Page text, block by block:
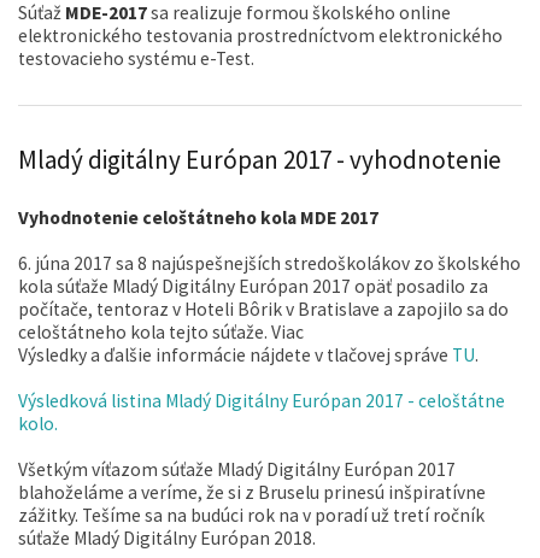
Súťaž MDE-2017sa realizuje formou školského online
elektronického testovania prostredníctvom elektronického
testovacieho systému e-Test.
Mladý digitálny Európan 2017 - vyhodnotenie
Vyhodnotenie celoštátneho kola MDE 2017
6. júna 2017 sa 8 najúspešnejších stredoškolákov zo školského
kola súťaže Mladý Digitálny Európan 2017 opäť posadilo za
počítače, tentoraz v Hoteli Bôrik v Bratislave a zapojilo sa do
celoštátneho kola tejto súťaže. Viac
Výsledky a ďalšie informácie nájdete v tlačovej správe TU.
Výsledková listina Mladý Digitálny Európan 2017 - celoštátne
kolo.
Všetkým víťazom súťaže Mladý Digitálny Európan 2017
blahoželáme a veríme, že si z Bruselu prinesú inšpiratívne
zážitky. Tešíme sa na budúci rok na v poradí už tretí ročník
súťaže Mladý Digitálny Európan 2018.